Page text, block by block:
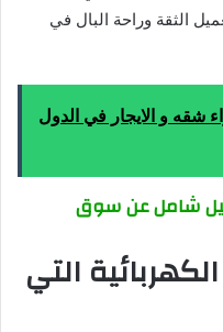
الثقة وراحة البال في
شقه و الايجار في الدول
شامل عن سوق
التي